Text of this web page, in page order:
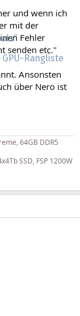
GPU-Rangliste
und wenn ich
mit der
Fehler
senden etc."
Ansonsten
über Nero ist
64GB DDR5
SSD, FSP 1200W